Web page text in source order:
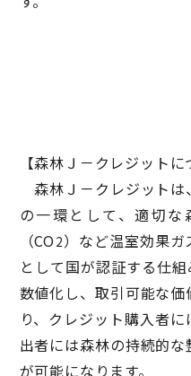
【森林Ｊ－クレジットに
森林Ｊ－クレジットは
の一環として、適切
（CO 2）など温室効果ガ
として国が認証する仕
数値化し、取引可能な
り、クレジット購入者
出者には森林の持続的
が可能になります。